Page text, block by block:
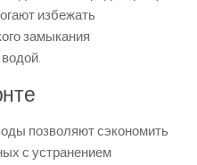
избежать
замыкания
позволяют сэкономить
с устранением